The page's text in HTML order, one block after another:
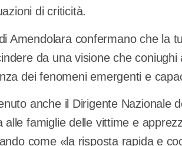
di criticità.
Amendolara confermano che la
da una visione che
dei fenomeni emergenti e
anche il Dirigente Nazionale
alle famiglie delle vittime e
come «la risposta rapida e